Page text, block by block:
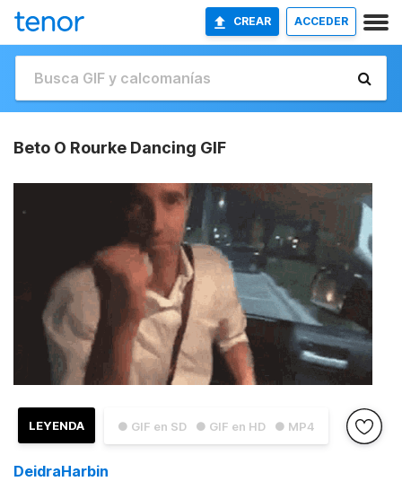
CREAR ACCEDER
Beto O Rourke Dancing GIF
● GIF en SD ● GIF en HD ● MP4
LEYENDA
DeidraHarbin